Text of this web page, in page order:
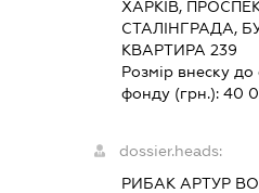
ХАРКІВ,
СТАЛІНГРАДА,
КВАРТИРА 239
Розмір внеску до
фонду (грн.): 40
dossier.heads:
РИБАК АРТУР